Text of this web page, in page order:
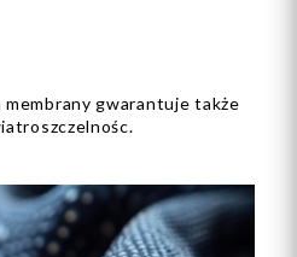
gwarantuje także